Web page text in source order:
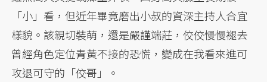
「小」看，但近年畢竟磨出小叔的資深主持人合宜
樣貌。該親切裝萌，還是嚴謹端莊，佼佼慢慢褪去
曾經角色定位青黃不接的恐慌，變成在我看來進可
攻退可守的「佼哥」。